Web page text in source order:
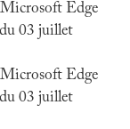
Edge
03 juillet
Edge
03 juillet